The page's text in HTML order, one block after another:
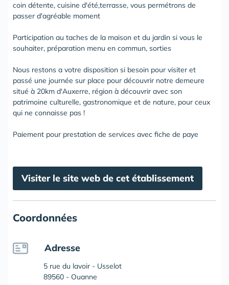
coin détente, cuisine d'été,terrasse, vous permétrons de
passer d'agréable moment
Participation au taches de la maison et du jardin si vous le
souhaiter, préparation menu en commun, sorties
Nous restons a votre disposition si besoin pour visiter et
passé une journée sur place pour découvrir notre demeure
situé à 20km d'Auxerre, région à découvrir avec son
patrimoine culturelle, gastronomique et de nature, pour ceux
qui ne connaisse pas !
Paiement pour prestation de services avec fiche de paye
Visiter le site web de cet établissement
Coordonnées
Adresse
5 rue du lavoir - Usselot
89560 - Ouanne